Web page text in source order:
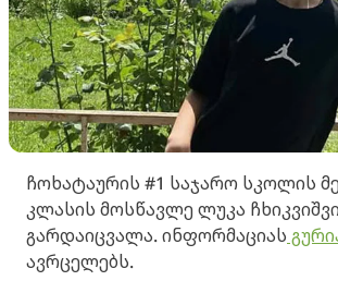
ჩოხატაურის #1 საჯარო სკოლის
კლასის მოსწავლე ლუკა
გარდაიცვალა. ინფორმაციას
ავრცელებს.